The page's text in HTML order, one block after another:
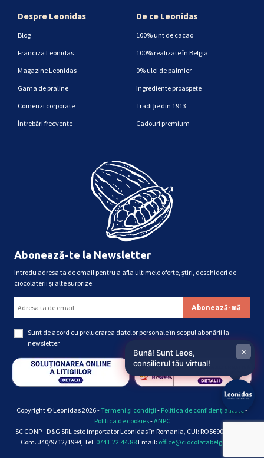
Despre Leonidas
Blog
Franciza Leonidas
Magazine Leonidas
Gama de praline
Comenzi corporate
Întrebări frecvente
De ce Leonidas
100% unt de cacao
100% realizate în Belgia
0% ulei de palmier
Ingrediente proaspete
Tradiție din 1913
Cadouri premium
Abonează-te la Newsletter
Introdu adresa ta de email pentru a afla ultimele oferte, știri, deschideri de
ciocolaterii și alte surprize:
Sunt de acord cu prelucrarea datelor personaleîn scopul abonării la
newsletter.
Copyright © Leonidas 2026 -Termeni și condiții - Politica de confidențialitate-
Politica de cookies-ANPC
SC CONP - D&G SRL este importator Leonidas în Romania, CUI: RO5690661, Reg.
Com. J40/9712/1994, Tel: 0741.22.44.88Email: office@ciocolatabelgiana.ro
Bună! Sunt Leos,
consilierul tău virtual!
×